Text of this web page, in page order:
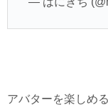
アバターを楽しめ